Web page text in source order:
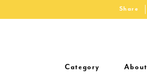
Share
Category About